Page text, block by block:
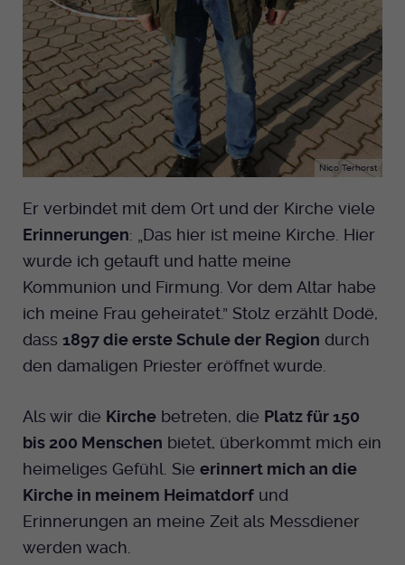
Nico Terhorst
Er verbindet mit dem Ort und der Kirche viele
Erinnerungen: „Das hier ist meine Kirche. Hier
wurde ich getauft und hatte meine
Kommunion und Firmung. Vor dem Altar habe
ich meine Frau geheiratet.” Stolz erzählt Dodë,
dass 1897 die erste Schule der Region durch
den damaligen Priester eröffnet wurde.
Als wir die Kirche betreten, die Platz für 150
bis 200 Menschen bietet, überkommt mich ein
heimeliges Gefühl. Sie erinnert mich an die
Kirche in meinem Heimatdorf und
Erinnerungen an meine Zeit als Messdiener
werden wach.